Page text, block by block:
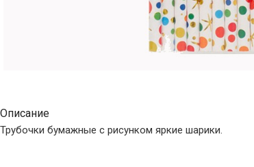
Описание
Трубочки бумажные с рисунком яркие шарики.